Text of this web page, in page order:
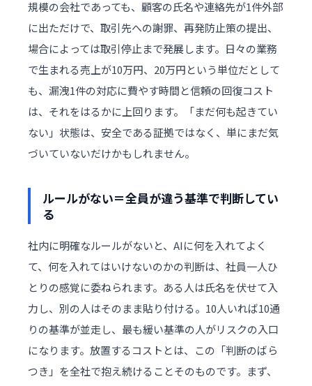
規模の会社であっても、顧客の氏名や連絡先が1件外部
に出ただけで、取引先への謝罪、再発防止策の提出、
場合によっては取引停止まで発展します。日々の業務
で生まれる売上が10万円、20万円という単位だとして
も、漏洩1件の対応に費やす時間と信頼の回復コスト
は、それをはるかに上回ります。「まだ何も起きてい
ない」状態は、安全である証拠ではなく、単にまだ気
づいていないだけかもしれません。
ルールがない＝全員が違う基準で判断してい
る
社内に明確なルールがないと、AIに何を入れてよく
て、何を入れてはいけないのかの判断は、社員一人ひ
とりの感覚に委ねられます。ある人は氏名を伏せて入
力し、別の人はそのまま貼り付ける。10人いれば10通
りの基準が並走し、最も緩い基準の人がリスクの入口
になります。放置するコストとは、この「判断のばら
つき」を全社で抱え続けることそのものです。まず、